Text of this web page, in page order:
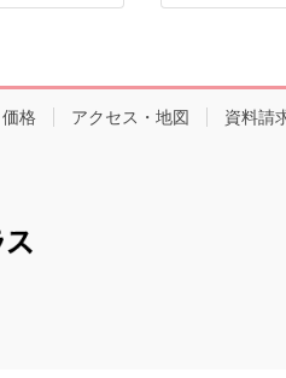
格 アクセス・地図 資料請